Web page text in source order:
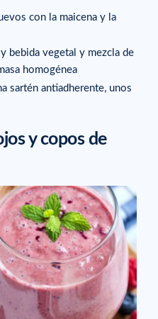
con la maicena y la
bebida vegetal y mezcla de
homogénea
sartén antiadherente, unos
y copos de